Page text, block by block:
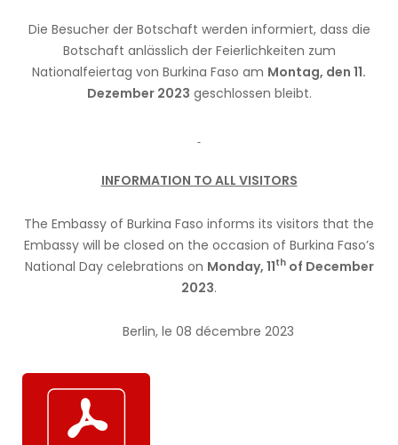
Die Besucher der Botschaft werden informiert, dass die
Botschaft anlässlich der Feierlichkeiten zum
Nationalfeiertag von Burkina Faso am Montag, den 11.
Dezember 2023 geschlossen bleibt.
INFORMATION TO ALL VISITORS
The Embassy of Burkina Faso informs its visitors that the
Embassy will be closed on the occasion of Burkina Faso’s
National Day celebrations on Monday, 11thof December
2023.
Berlin, le 08 décembre 2023